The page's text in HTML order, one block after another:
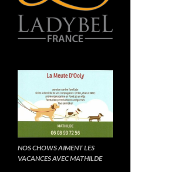
NOS CHOWS AIMENT LES
VACANCES AVEC MATHILDE